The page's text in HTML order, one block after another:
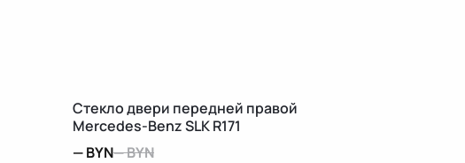
Стекло двери передней правой
Mercedes-Benz SLK R171
—BYN—BYN